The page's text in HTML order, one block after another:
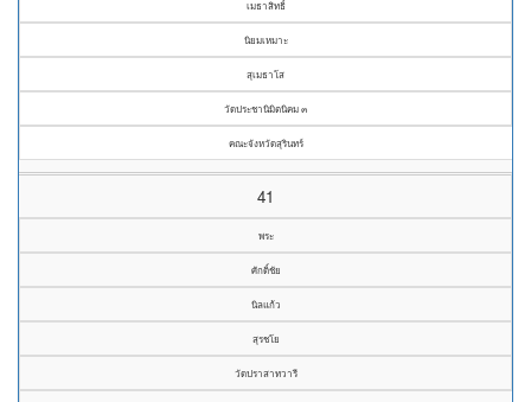
เมธาสิทธิ์
นิยมเหมาะ
สุเมธาโส
วัดประชานิมิตนิคม ๓
คณะจังหวัดสุรินทร์
41
พระ
ศักดิ์ชัย
นิลแก้ว
สุรชโย
วัดปราสาทวารี